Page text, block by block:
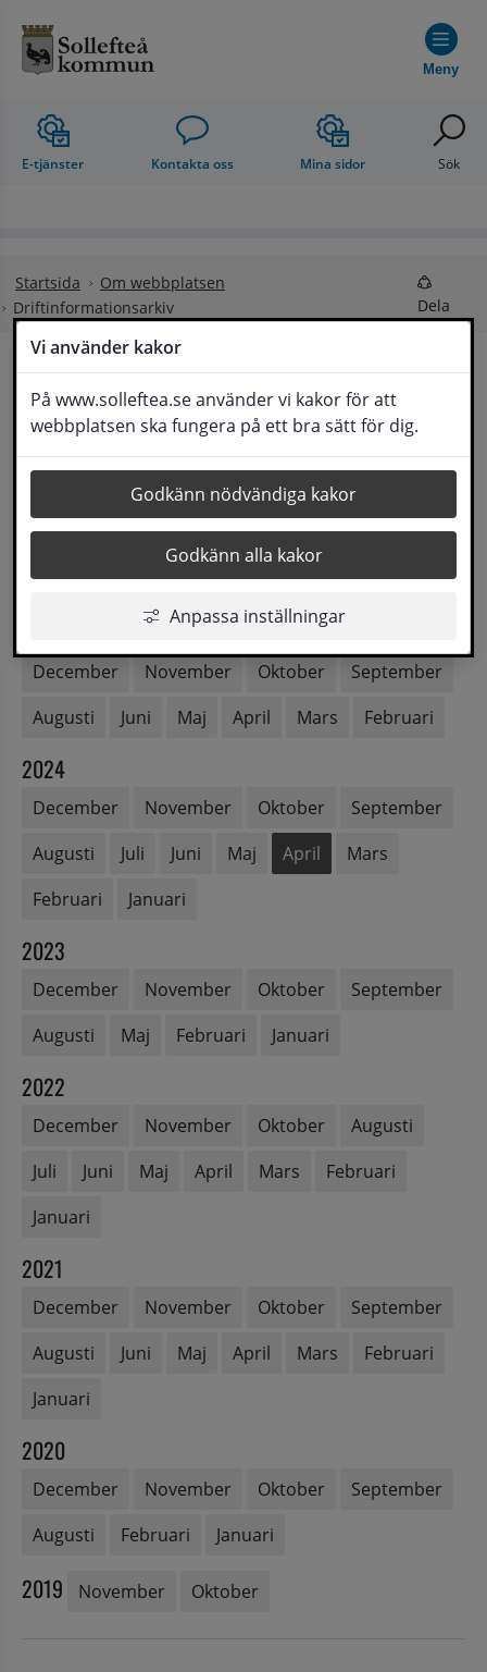
Vi använder kakor
På www.solleftea.se använder vi kakor för att
webbplatsen ska fungera på ett bra sätt för dig.
Godkänn nödvändiga kakor
Godkänn alla kakor
Anpassa inställningar
Meny
E-tjänster Kontakta oss Mina sidor Sök
Startsida
Om webbplatsen
Driftinformationsarkiv
Dela
Driftinformationsarkiv
Augusti Juli Juni Maj April
Mars
Februari
Januari
December November Oktober
September
Augusti
Juni Maj April Mars Februari
2024
December November Oktober
September
Augusti
Juli Juni Maj April
Mars
Februari
Januari
2023
December November Oktober
September
Augusti
Maj Februari Januari
2022
December November Oktober
Augusti
Juli
Juni Maj April Mars
Februari
Januari
2021
December November Oktober
September
Augusti
Juni Maj April Mars
Februari
Januari
2020
December November Oktober
September
Augusti
Februari Januari
2019 November Oktober